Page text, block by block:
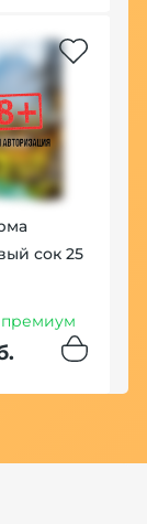
сок 25
премиум